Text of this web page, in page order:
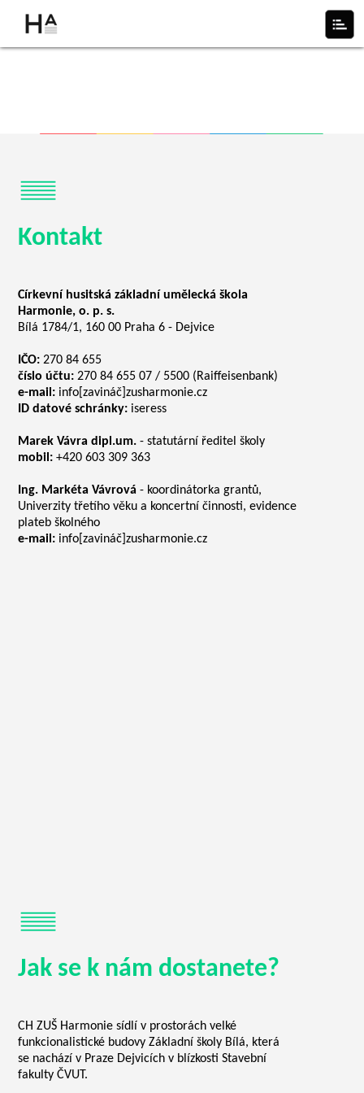
Kontakt
Církevní husitská základní umělecká škola
Harmonie, o. p. s.
Bílá 1784/1, 160 00 Praha 6 - Dejvice
IČO: 270 84 655
číslo účtu: 270 84 655 07 / 5500 (Raiffeisenbank)
e-mail: info[zavináč]zusharmonie.cz
ID datové schránky: iseress
Marek Vávra dipl.um. - statutární ředitel školy
mobil: +420 603 309 363
Ing. Markéta Vávrová - koordinátorka grantů,
Univerzity třetího věku a koncertní činnosti, evidence
plateb školného
e-mail: info[zavináč]zusharmonie.cz
Jak se k nám dostanete?
CH ZUŠ Harmonie sídlí v prostorách velké
funkcionalistické budovy Základní školy Bílá, která
se nachází v Praze Dejvicích v blízkosti Stavební
fakulty ČVUT.